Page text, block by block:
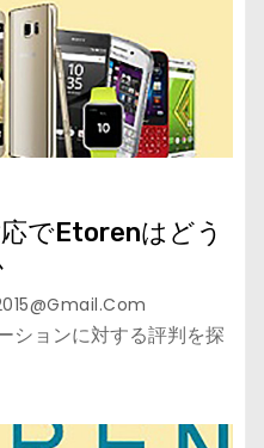
でEtorenはどう
ションに対する評判を探